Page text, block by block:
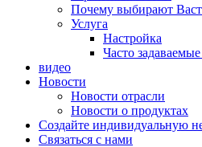
Почему выбирают
Услуга
Настройка
Часто
видео
Новости
Новости отрасли
Новости о продуктах
Создайте индивидуальную
Связаться с нами